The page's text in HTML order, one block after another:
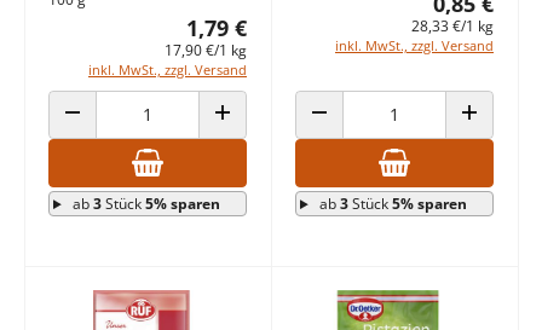
1,79 €
17,90 €/1 kg
inkl. MwSt., zzgl. Versand
ANZAHL VERRINGERN ANZAHL ERHÖHEN
ab3Stück5% sparen
28,33 €/1 kg
inkl. MwSt., zzgl. Versand
ANZAHL VERRINGERN ANZAHL
ab3Stück5% sparen